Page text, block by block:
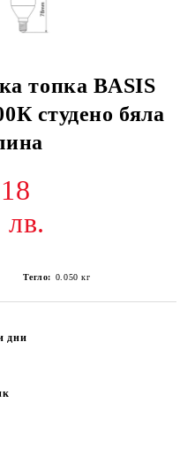
топка BASIS
студено бяла
лв.
Тегло: 0.050 кг
дни